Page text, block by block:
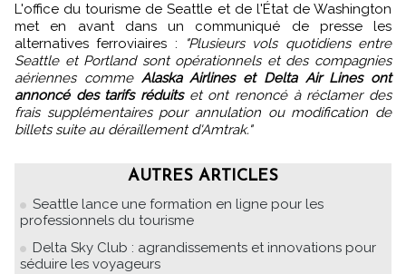
L'office du tourisme de Seattle et de l'État de Washington
met en avant dans un communiqué de presse les
alternatives ferroviaires :
"Plusieurs vols quotidiens entre
Seattle et Portland sont opérationnels et des compagnies
aériennes comme Alaska Airlines et Delta Air Lines ont
annoncé des tarifs réduitset ont renoncé à réclamer des
frais supplémentaires pour annulation ou modification de
billets suite au déraillement d'Amtrak."
AUTRES ARTICLES
Seattle lance une formation en ligne pour les
professionnels du tourisme
Delta Sky Club : agrandissements et innovations pour
séduire les voyageurs